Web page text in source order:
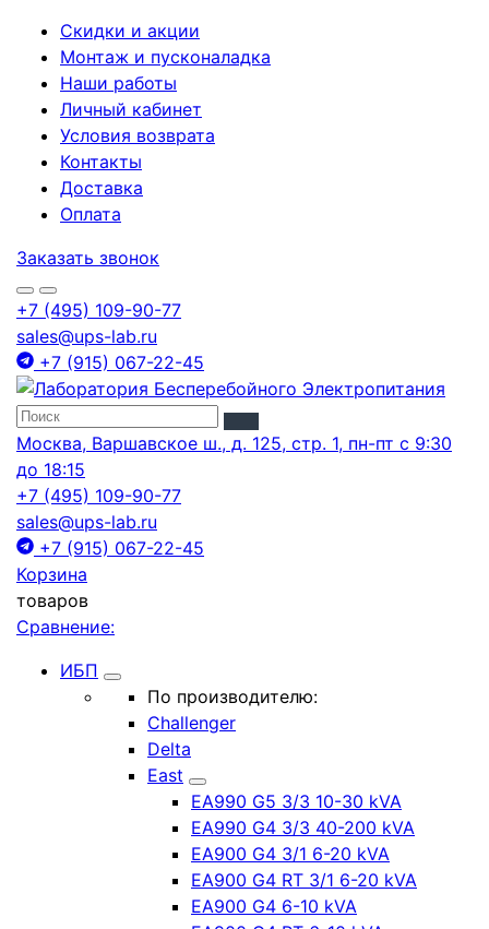
Скидки и акции
Монтаж и пусконаладка
Наши работы
Личный кабинет
Условия возврата
Контакты
Доставка
Оплата
Заказать звонок
+7 (495) 109-90-77
sales@ups-lab.ru
+7 (915) 067-22-45
Москва, Варшавское ш., д. 125, стр. 1, пн-пт с 9:30
до 18:15
+7 (495) 109-90-77
sales@ups-lab.ru
+7 (915) 067-22-45
Корзина
товаров
Сравнение:
ИБП
По производителю:
Challenger
Delta
East
EA990 G5 3/3 10-30 kVA
EA990 G4 3/3 40-200 kVA
EA900 G4 3/1 6-20 kVA
EA900 G4 RT 3/1 6-20 kVA
EA900 G4 6-10 kVA